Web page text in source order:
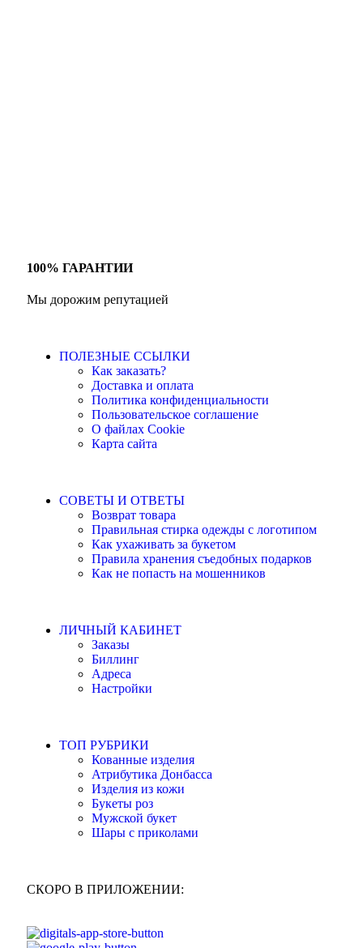
100% ГАРАНТИИ
Мы дорожим репутацией
ПОЛЕЗНЫЕ ССЫЛКИ
Как заказать?
Доставка и оплата
Политика конфиденциальности
Пользовательское соглашение
О файлах Cookie
Карта сайта
СОВЕТЫ И ОТВЕТЫ
Возврат товара
Правильная стирка одежды с логотипом
Как ухаживать за букетом
Правила хранения съедобных подарков
Как не попасть на мошенников
ЛИЧНЫЙ КАБИНЕТ
Заказы
Биллинг
Адреса
Настройки
ТОП РУБРИКИ
Кованные изделия
Атрибутика Донбасса
Изделия из кожи
Букеты роз
Мужской букет
Шары с приколами
СКОРО В ПРИЛОЖЕНИИ: